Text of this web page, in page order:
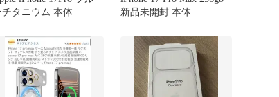
チタニウム 本体
新品未開封 本体